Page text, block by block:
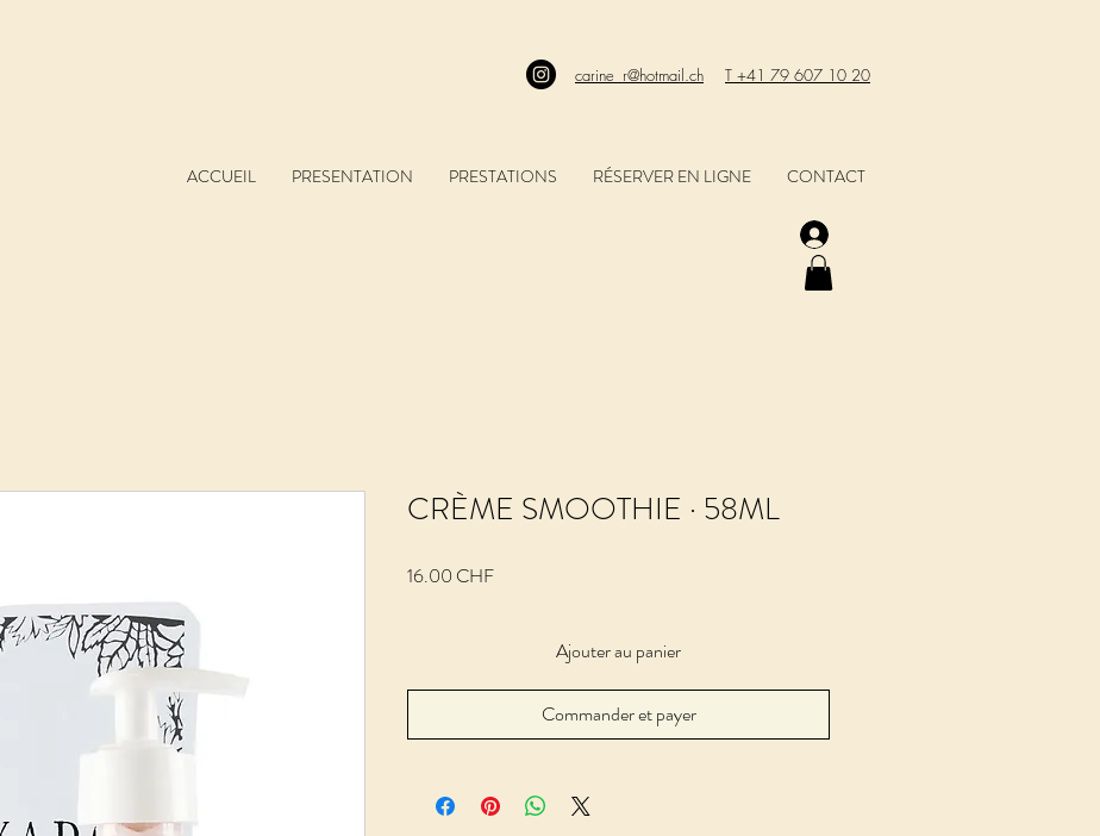
carine_r@hotmail.ch
ACCUEIL PRESENTATION PRESTATIONS RÉSERVER EN LIGNE CONTACT
T +41 79 607 10 20
CRÈME SMOOTHIE · 58ML
16.00 CHFPrix
Ajouter au panier
Commander et payer